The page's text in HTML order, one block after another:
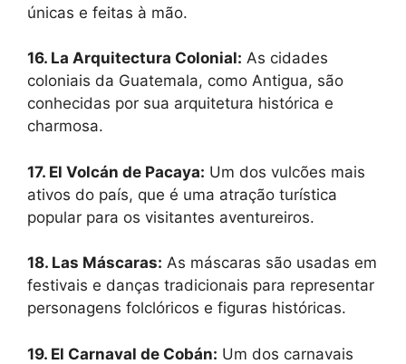
únicas e feitas à mão.
16. La Arquitectura Colonial: As cidades
coloniais da Guatemala, como Antigua, são
conhecidas por sua arquitetura histórica e
charmosa.
17. El Volcán de Pacaya: Um dos vulcões mais
ativos do país, que é uma atração turística
popular para os visitantes aventureiros.
18. Las Máscaras: As máscaras são usadas em
festivais e danças tradicionais para representar
personagens folclóricos e figuras históricas.
19. El Carnaval de Cobán: Um dos carnavais